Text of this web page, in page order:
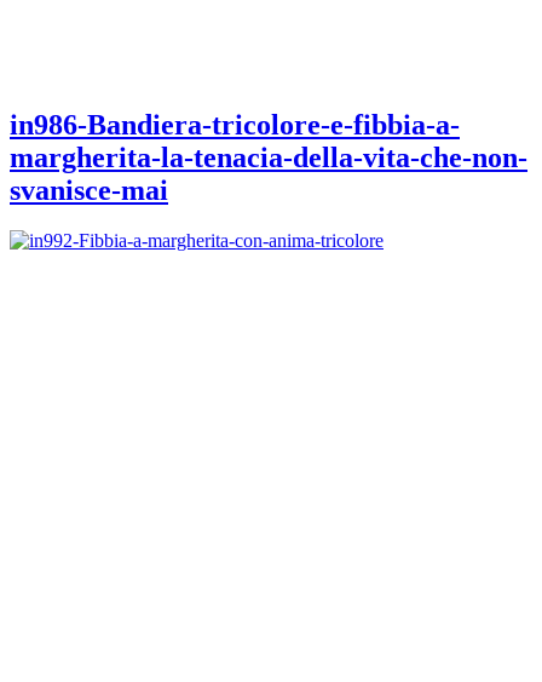
in986-Bandiera-tricolore-e-fibbia-a-
margherita-la-tenacia-della-vita-che-non-
svanisce-mai